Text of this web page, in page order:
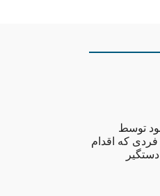
توسط
که اقدام